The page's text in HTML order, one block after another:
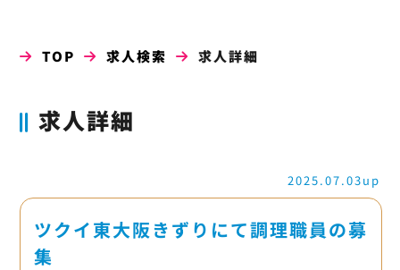
TOP 求人検索 求人詳細
求人詳細
2025.07.03up
ツクイ東大阪きずりにて調理職員の募
集